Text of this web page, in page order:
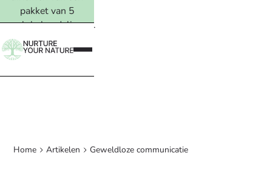
pakket van 5
Lees meer →
Home Artikelen Geweldloze communicatie